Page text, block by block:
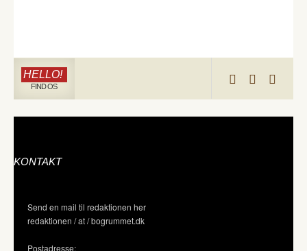
HELLO!
FIND OS
KONTAKT
Send en mail til redaktionen her
redaktionen / at / bogrummet.dk
Postadresse: